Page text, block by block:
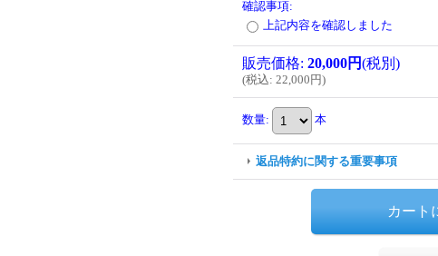
確認事項:
上記内容を確認しました
販売価格: 20,000円(税別)
(税込: 22,000円)
数量: 本
返品特約に関する重要事項